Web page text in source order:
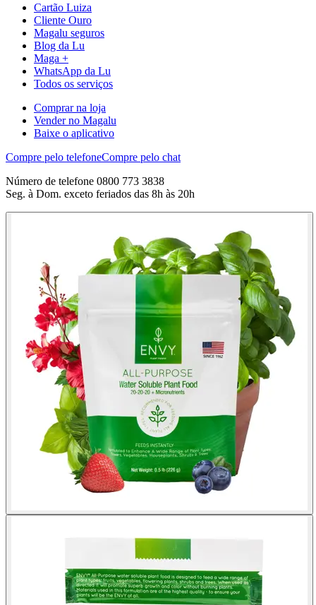
Cartão Luiza
Cliente Ouro
Magalu seguros
Blog da Lu
Maga +
WhatsApp da Lu
Todos os serviços
Comprar na loja
Vender no Magalu
Baixe o aplicativo
Compre pelo telefoneCompre pelo chat
Número de telefone 0800 773 3838
Seg. à Dom. exceto feriados das 8h às 20h